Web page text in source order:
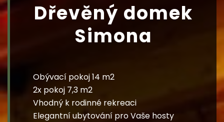
Dřevěný domek
Simona
Obývací pokoj 14 m2
2x pokoj 7,3 m2
Vhodný k rodinné rekreaci
Elegantní ubytování pro Vaše hosty